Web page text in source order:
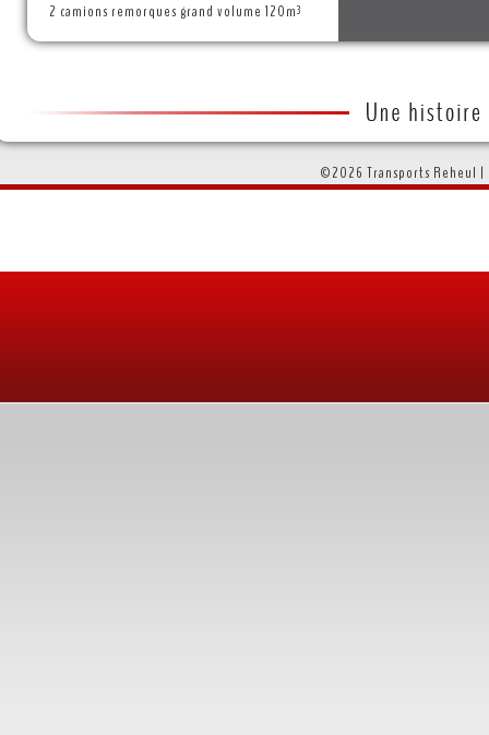
2 camions remorques grand volume 120m³
©2026 Transports Reheul |